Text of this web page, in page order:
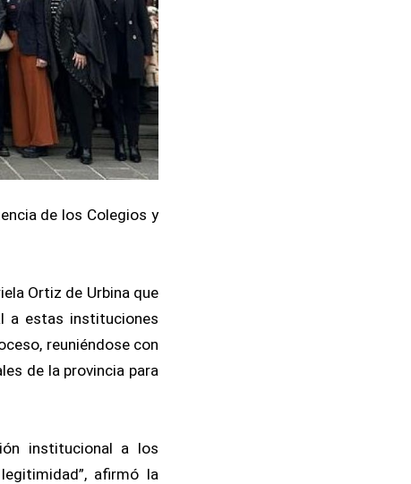
de los Colegios y
Ortiz de Urbina que
a estas instituciones
reuniéndose con
de la provincia para
institucional a los
afirmó la